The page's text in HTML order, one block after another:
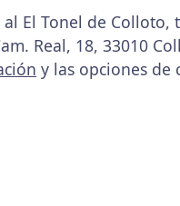
al El Tonel de
Real, 18, 33010
y las opciones de